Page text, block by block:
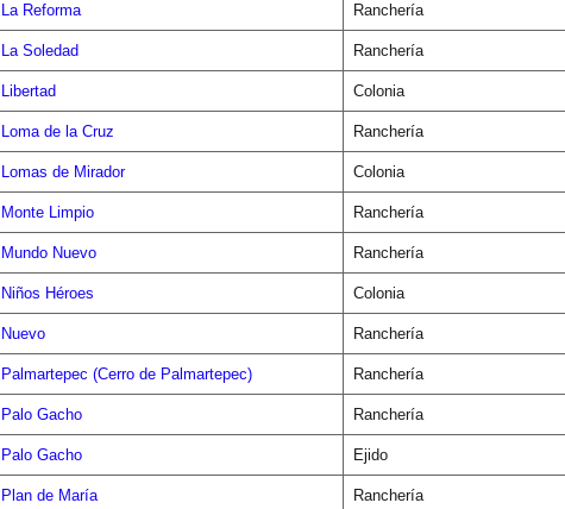
La Reforma Ranchería
La Soledad Ranchería
Libertad Colonia
Loma de la Cruz Ranchería
Lomas de Mirador Colonia
Monte Limpio Ranchería
Mundo Nuevo Ranchería
Niños Héroes Colonia
Nuevo Ranchería
Palmartepec (Cerro de Palmartepec) Ranchería
Palo Gacho Ranchería
Palo Gacho Ejido
Plan de María Ranchería